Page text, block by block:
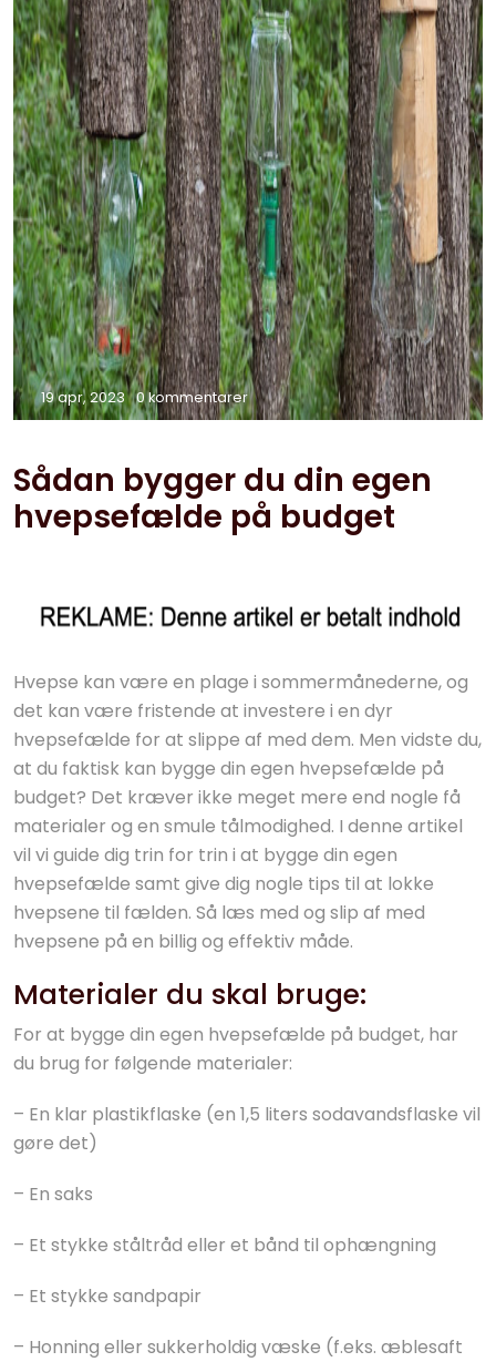
19 apr, 2023 0 kommentarer
Sådan bygger du din egen
hvepsefælde på budget
Hvepse kan være en plage i sommermånederne, og
det kan være fristende at investere i en dyr
hvepsefælde for at slippe af med dem. Men vidste du,
at du faktisk kan bygge din egen hvepsefælde på
budget? Det kræver ikke meget mere end nogle få
materialer og en smule tålmodighed. I denne artikel
vil vi guide dig trin for trin i at bygge din egen
hvepsefælde samt give dig nogle tips til at lokke
hvepsene til fælden. Så læs med og slip af med
hvepsene på en billig og effektiv måde.
Materialer du skal bruge:
For at bygge din egen hvepsefælde på budget, har
du brug for følgende materialer:
– En klar plastikflaske (en 1,5 liters sodavandsflaske vil
gøre det)
– En saks
– Et stykke ståltråd eller et bånd til ophængning
– Et stykke sandpapir
– Honning eller sukkerholdig væske (f.eks. æblesaft